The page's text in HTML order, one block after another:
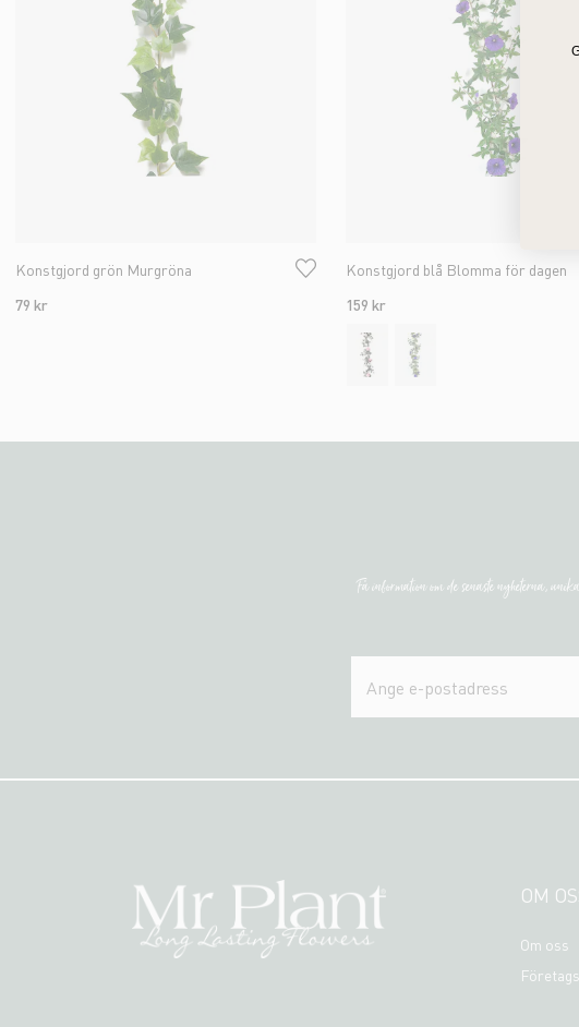
Konstgjord grön Murgröna
79 kr
Konstgjord blå Blomma för dagen
159 kr
Få information om de senaste nyheterna,
OM
Om oss